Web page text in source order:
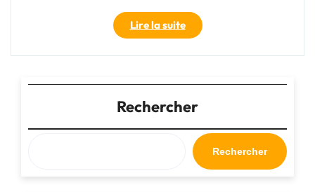
Lire la suite"Sac
de
Voyage
pour
Femme:
Élégance
Intemporelle"
Rechercher
Rechercher